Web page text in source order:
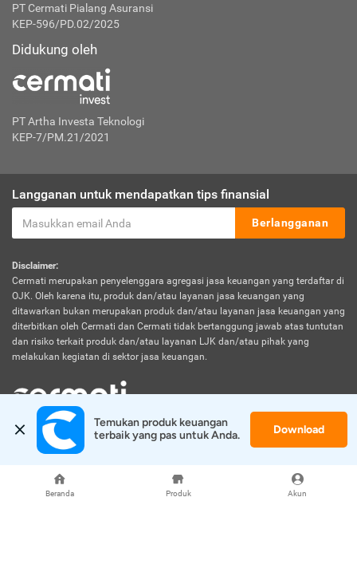
Beranda Produk Akun
PT Cermati Pialang Asuransi
KEP-596/PD.02/2025
Didukung oleh
PT Artha Investa Teknologi
KEP-7/PM.21/2021
Langganan untuk mendapatkan tips finansial
Berlangganan
Disclaimer:
Cermati merupakan penyelenggara agregasi jasa keuangan yang terdaftar di
OJK. Oleh karena itu, produk dan/atau layanan jasa keuangan yang
ditawarkan bukan merupakan produk dan/atau layanan jasa keuangan yang
diterbitkan oleh Cermati dan Cermati tidak bertanggung jawab atas tuntutan
dan risiko terkait produk dan/atau layanan LJK dan/atau pihak yang
melakukan kegiatan di sektor jasa keuangan.
© 2026 Cermati. All Rights Reserved.
Temukan produk keuangan
terbaik yang pas untuk Anda.
Download